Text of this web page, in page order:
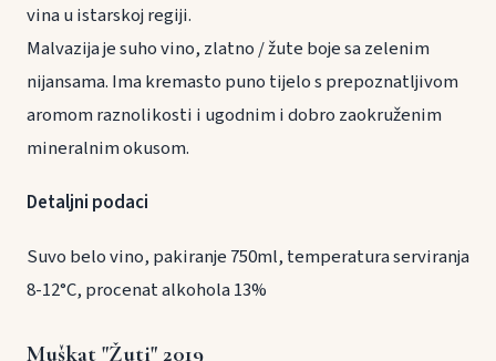
vina u istarskoj regiji.
Malvazija je suho vino, zlatno / žute boje sa zelenim
nijansama. Ima kremasto puno tijelo s prepoznatljivom
aromom raznolikosti i ugodnim i dobro zaokruženim
mineralnim okusom.
Detaljni podaci
Suvo belo vino, pakiranje 750ml, temperatura serviranja
8-12°C, procenat alkohola 13%
Muškat "Žuti" 2019